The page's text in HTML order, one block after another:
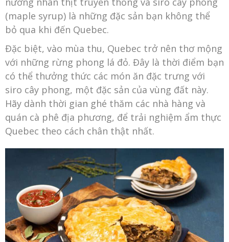
(maple syrup) là những đặc sản bạn không thể
bỏ qua khi đến Quebec.
Đặc biệt, vào mùa thu, Quebec trở nên thơ mộng
với những rừng phong lá đỏ. Đây là thời điểm bạn
có thể thưởng thức các món ăn đặc trưng với
siro cây phong, một đặc sản của vùng đất này.
Hãy dành thời gian ghé thăm các nhà hàng và
quán cà phê địa phương, để trải nghiệm ẩm thực
Quebec theo cách chân thật nhất.